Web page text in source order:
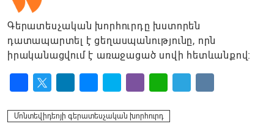
Գերատեսչական խորհուրդը խստորեն
դատապարտել է ցեղասպանությունը, որն
իրականացվում է առաջացած սովի հետևանքով։
Մոնտեվիդեոյի գերատեսչական խորհուրդ